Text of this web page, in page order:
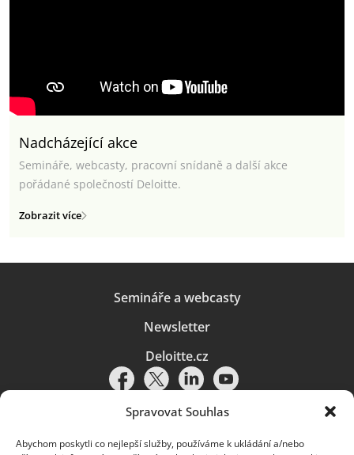
Spravovat Souhlas
Abychom poskytli co nejlepší služby, používáme k ukládání a/nebo
Nadcházející akce
Semináře, webcasty, pracovní snídaně a další akce
pořádané společností Deloitte.
Zobrazit více
Semináře a webcasty
Newsletter
Deloitte.cz